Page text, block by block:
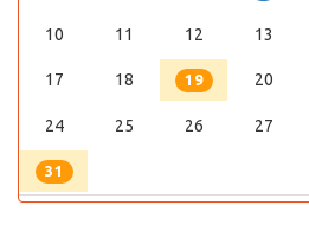
10 11 12 13
17 18 19 20
24 25 26 27
31